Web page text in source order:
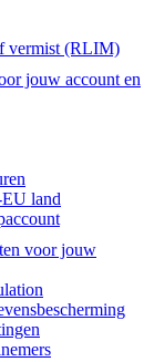
vermist (RLIM)
jouw account en
EU land
voor jouw